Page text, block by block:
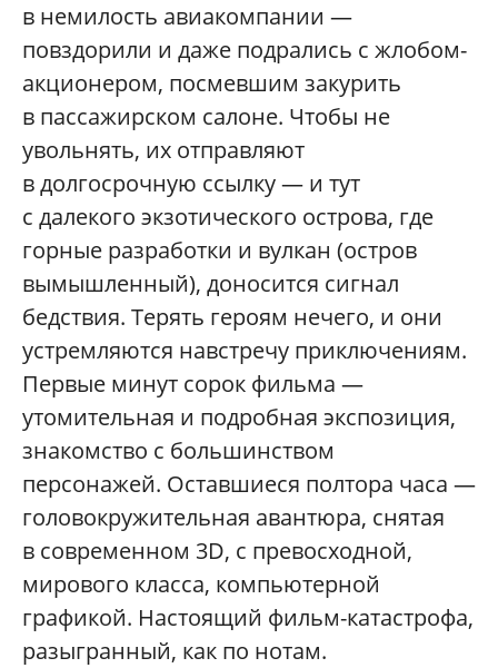
в немилость авиакомпании —
повздорили и даже подрались с жлобом-
акционером, посмевшим закурить
в пассажирском салоне. Чтобы не
увольнять, их отправляют
в долгосрочную ссылку — и тут
с далекого экзотического острова, где
горные разработки и вулкан (остров
вымышленный), доносится сигнал
бедствия. Терять героям нечего, и они
устремляются навстречу приключениям.
Первые минут сорок фильма —
утомительная и подробная экспозиция,
знакомство с большинством
персонажей. Оставшиеся полтора часа —
головокружительная авантюра, снятая
в современном 3D, с превосходной,
мирового класса, компьютерной
графикой. Настоящий фильм-катастрофа,
разыгранный, как по нотам.